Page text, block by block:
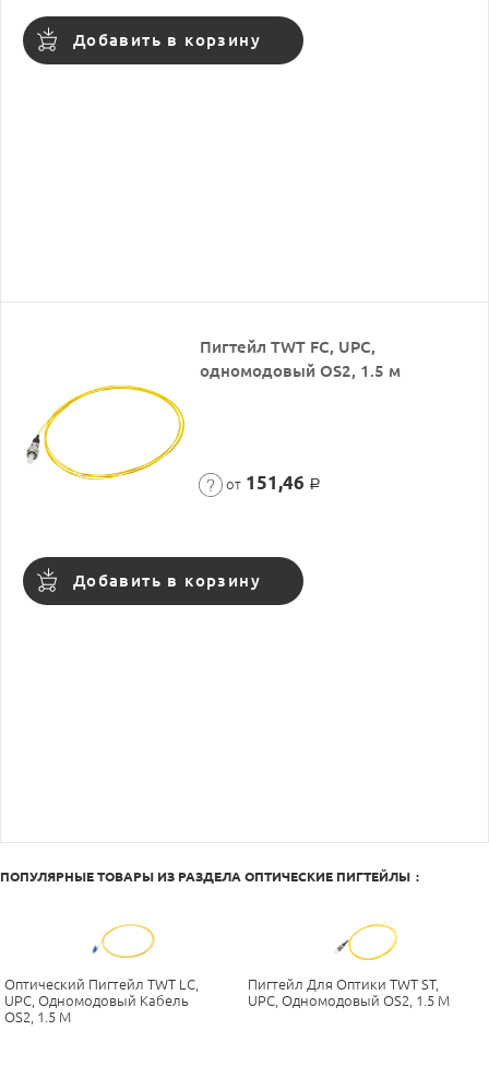
Добавить в корзину
Пигтейл TWT FC, UPC,
одномодовый OS2, 1.5 м
от 151,46 Р
Добавить в корзину
ПОПУЛЯРНЫЕ ТОВАРЫ ИЗ РАЗДЕЛА ОПТИЧЕСКИЕ ПИГТЕЙЛЫ :
Оптический Пигтейл TWT LC,
UPC, Одномодовый Кабель
OS2, 1.5 М
Пигтейл Для Оптики TWT ST,
UPC, Одномодовый OS2, 1.5 М